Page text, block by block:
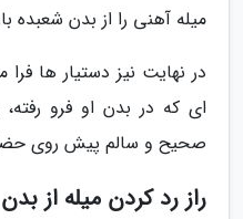
میله آهنی را از بدن شعبده
در نهایت نیز دستیار ها
ای که در بدن او فرو
صحیح و سالم پیش روی
راز رد کردن میله از بدن